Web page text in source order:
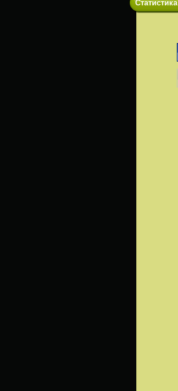
Cтатистика